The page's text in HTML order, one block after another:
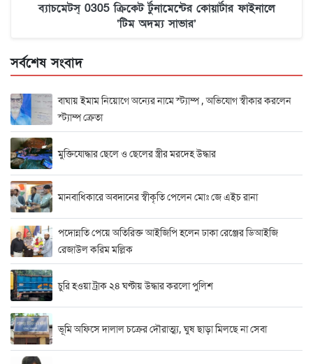
ব্যাচমেটস্ 0305 ক্রিকেট র্টুনামেন্টের কোয়ার্টার ফাইনালে
‘টিম অদম্য সাভার’
সর্বশেষ সংবাদ
বাঘায় ইমাম নিয়োগে অন্যের নামে স্ট্যাম্প , অভিযোগ স্বীকার করলেন
স্ট্যাম্প ক্রেতা
মুক্তিযোদ্ধার ছেলে ও ছেলের স্ত্রীর মরদেহ উদ্ধার
মানবাধিকারে অবদানের স্বীকৃতি পেলেন মোঃ জে এইচ রানা
পদোন্নতি পেয়ে অতিরিক্ত আইজিপি হলেন ঢাকা রেঞ্জের ডিআইজি
রেজাউল করিম মল্লিক
চুরি হওয়া ট্রাক ২৪ ঘণ্টায় উদ্ধার করলো পুলিশ
ভূমি অফিসে দালাল চক্রের দৌরাত্ম্য, ঘুষ ছাড়া মিলছে না সেবা